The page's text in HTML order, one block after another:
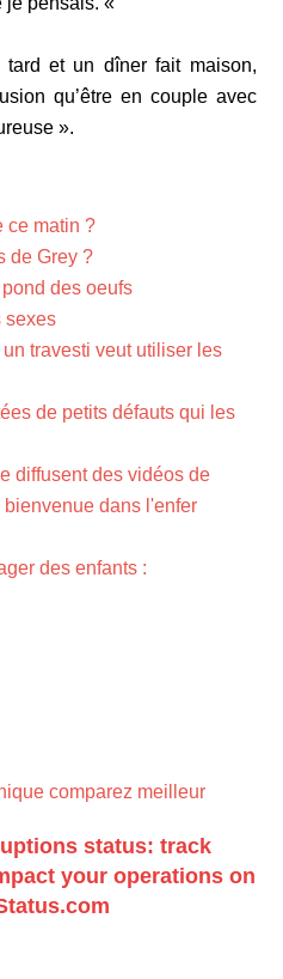
et un dîner fait maison,
qu’être en couple avec
».
ce matin ?
de Grey ?
des oeufs
sexes
travesti veut utiliser les
de petits défauts qui les
diffusent des vidéos de
bienvenue dans l'enfer
des enfants :
status: track
your operations on